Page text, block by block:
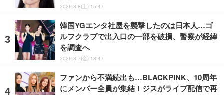
2026.8.8(土) 15:47
韓国YGエンタ社屋を襲撃したのは日本人…ゴ
ルフクラブで出入口の一部を破損、警察が経緯
を調査へ
2026.8.7(金) 18:47
ファンから不満続出も…BLACKPINK、10周年
にメンバー全員が集結！ジスがライブ配信で再